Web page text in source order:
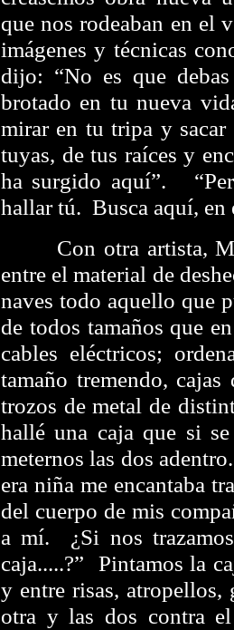
que nos rodeaban en el
imágenes y técnicas
dijo: “No es que
brotado en tu nueva
mirar en tu tripa y sacar
tuyas, de tus raíces y
ha surgido aquí”.
hallar tú. Busca aquí,
Con otra artista,
entre el material de
naves todo aquello que
de todos tamaños que
cables eléctricos;
tamaño tremendo, cajas
trozos de metal de
hallé una caja que si
meternos las dos
era niña me encantaba
del cuerpo de mis
a mí. ¿Si nos
caja.....?” Pintamos la
y entre risas, atropellos,
otra y las dos contra